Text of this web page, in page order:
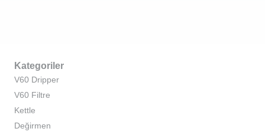
Kategoriler
V60 Dripper
V60 Filtre
Kettle
Değirmen